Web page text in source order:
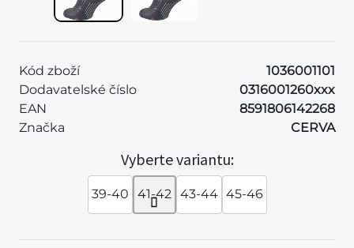
Kód zboží
1036001101
Dodavatelské číslo
0316001260xxx
EAN
8591806142268
Značka
CERVA
Vyberte variantu:
39-40 41-42 43-44 45-46